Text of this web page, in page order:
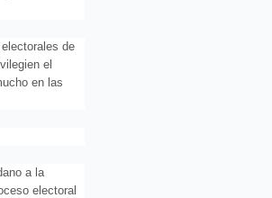
de
el
en las
a la
electoral